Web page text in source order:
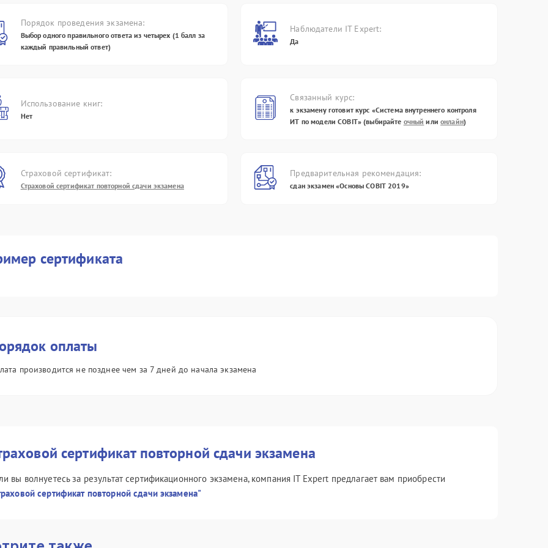
Порядок проведения экзамена:
Выбор одного правильного ответа из четырех (1 балл за
каждый правильный ответ)
Наблюдатели IT Expert:
Да
Использование книг:
Нет
Связанный курс:
к экзамену готовит курс «Система внутреннего контроля
ИТ по модели COBIT» (выбирайте очный илионлайн)
Страховой сертификат:
Страховой сертификат повторной сдачи экзамена
Предварительная рекомендация:
сдан экзамен «Основы COBIT 2019»
сертификата
оплаты
производится не позднее чем за 7 дней до начала экзамена
сертификат повторной сдачи экзамена
вы волнуетесь за результат сертификационного экзамена, компания IT Expert предлагает вам приобрести
сертификат повторной сдачи экзамена"